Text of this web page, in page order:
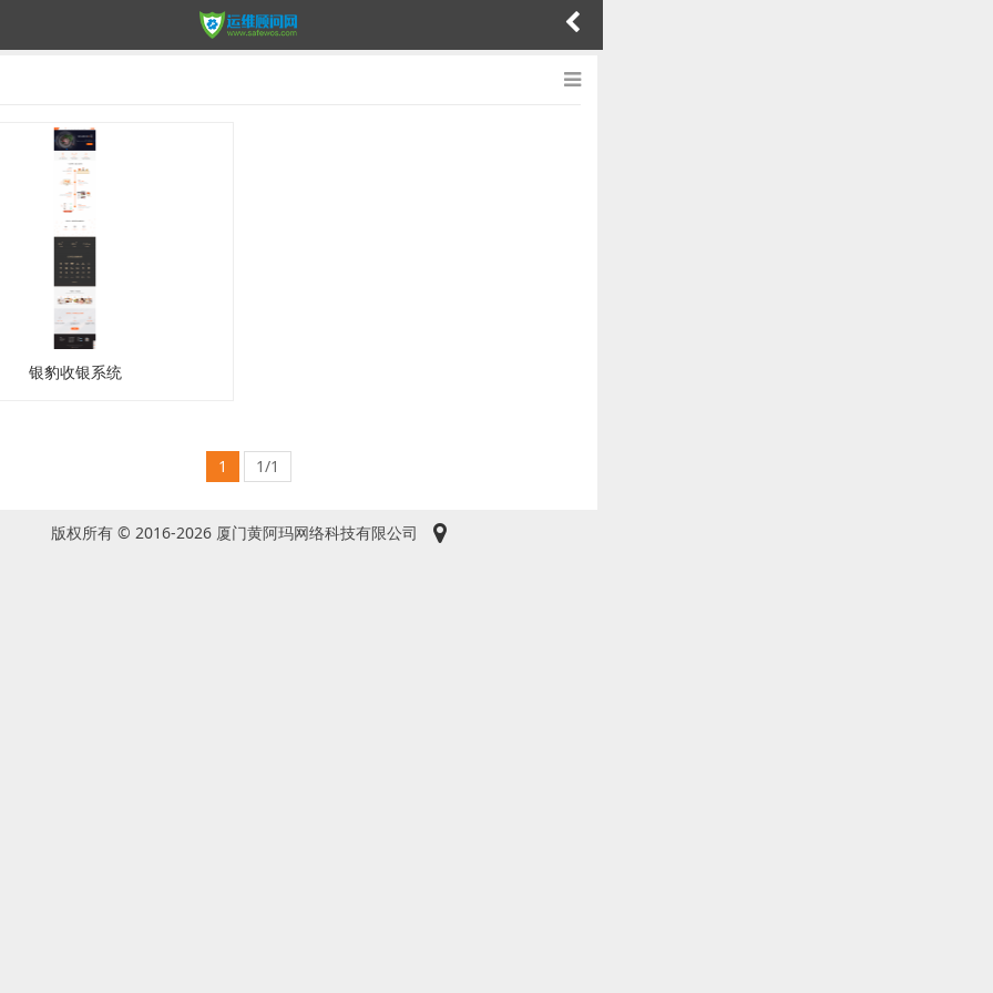
银豹收银系统
1 1/1
版权所有 © 2016-2026 厦门黄阿玛网络科技有限公司